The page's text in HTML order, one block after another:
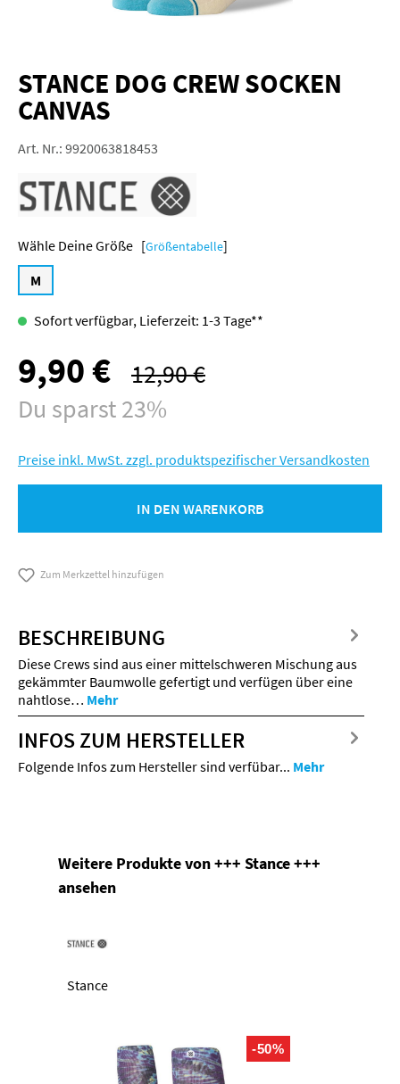
STANCE DOG CREW SOCKEN
CANVAS
Art. Nr.: 9920063818453
Größe [Größentabelle]
M
Sofort verfügbar, Lieferzeit: 1-3 Tage**
Verkaufspreis:
9,90 € Regulärer Preis:
12,90 €
Du sparst 23%
Preise inkl. MwSt. zzgl. produktspezifischer Versandkosten
IN DEN WARENKORB
Zum Merkzettel hinzufügen
BESCHREIBUNG
Diese Crews sind aus einer mittelschweren Mischung aus
gekämmter Baumwolle gefertigt und verfügen über eine
nahtlose… Mehr
INFOS ZUM HERSTELLER
Folgende Infos zum Hersteller sind verfübar... Mehr
Produktgalerie überspringen
Weitere Produkte von +++ Stance +++
ansehen
Stance
-50%